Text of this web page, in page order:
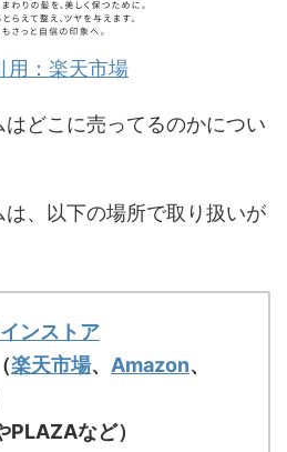
用：楽天市場
はどこに売ってるのかについ
は、以下の場所で取り扱いが
ンストア
楽天市場、 Amazon、
PLAZAなど）